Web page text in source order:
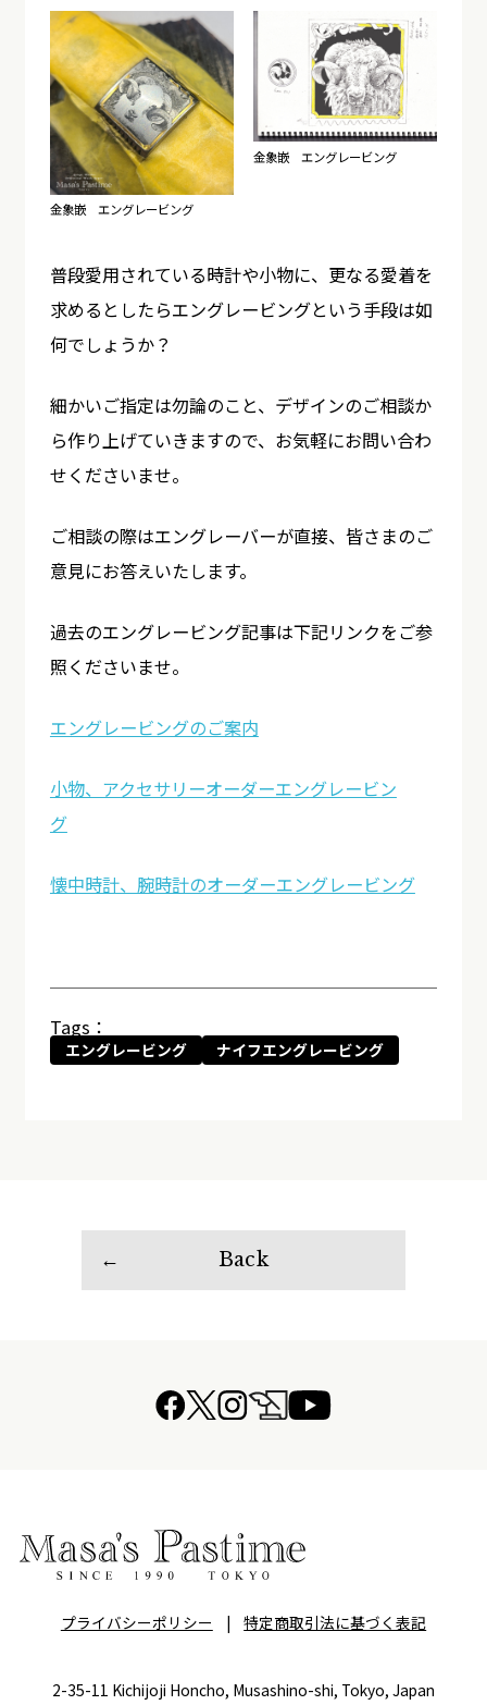
金象嵌 エングレービング
金象嵌 エングレービング
普段愛用されている時計や小物に、更なる愛着を
求めるとしたらエングレービングという手段は如
何でしょうか？
細かいご指定は勿論のこと、デザインのご相談か
ら作り上げていきますので、お気軽にお問い合わ
せくださいませ。
ご相談の際はエングレーバーが直接、皆さまのご
意見にお答えいたします。
過去のエングレービング記事は下記リンクをご参
照くださいませ。
エングレービングのご案内
小物、アクセサリーオーダーエングレービン
グ
懐中時計、腕時計のオーダーエングレービング
Tags：
エングレービング ナイフエングレービング
Back
プライバシーポリシー | 特定商取引法に基づく表記
2-35-11 Kichijoji Honcho, Musashino-shi, Tokyo, Japan